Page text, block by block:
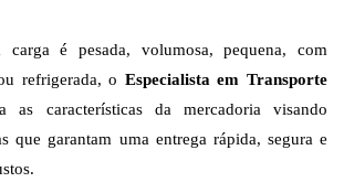
é pesada, volumosa, pequena, com
refrigerada, o Especialista em Transporte
as características da mercadoria visando
que garantam uma entrega rápida, segura e